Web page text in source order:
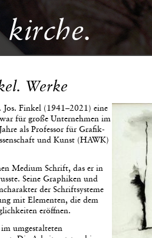
kirche.
Werke
Finkel (1941–2021) eine
für große Unternehmen im
als Professor für Grafik-
und Kunst (HAWK)
Medium Schrift, das er in
Seine Graphiken und
der Schriftsysteme
mit Elementen, die dem
eröffnen.
umgestalteten